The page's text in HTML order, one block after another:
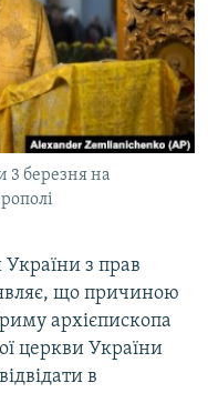
3 березня на
з прав
що причиною
архієпископа
церкви України
в